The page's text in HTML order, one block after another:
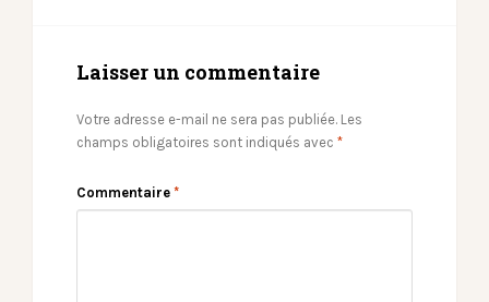
Laisser un commentaire
Votre adresse e-mail ne sera pas publiée. Les
champs obligatoires sont indiqués avec *
Commentaire *